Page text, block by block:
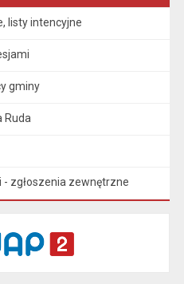
listy intencyjne
gminy
Ruda
- zgłoszenia zewnętrzne